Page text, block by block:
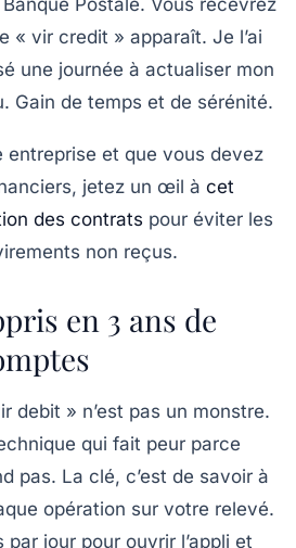
« vir credit » apparaît. Je l’ai
une journée à actualiser mon
Gain de temps et de sérénité.
entreprise et que vous devez
jetez un œil à cet
des contrats pour éviter les
non reçus.
en 3 ans de
debit » n’est pas un monstre.
qui fait peur parce
pas. La clé, c’est de savoir à
opération sur votre relevé.
jour pour ouvrir l’appli et